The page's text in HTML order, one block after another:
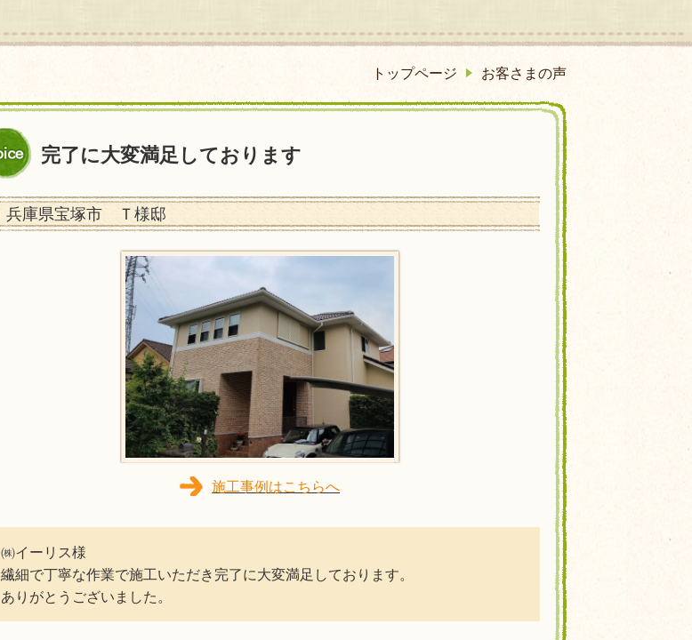
トップページ お客さまの声
完了に大変満足しております
兵庫県宝塚市 Ｔ様邸
施工事例はこちらへ
㈱イーリス様
繊細で丁寧な作業で施工いただき完了に大変満足しております。
ありがとうございました。